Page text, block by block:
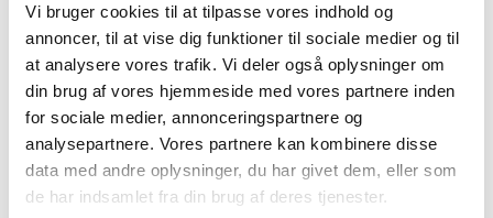
Vi bruger cookies til at tilpasse vores indhold og
annoncer, til at vise dig funktioner til sociale medier og til
at analysere vores trafik. Vi deler også oplysninger om
din brug af vores hjemmeside med vores partnere inden
for sociale medier, annonceringspartnere og
analysepartnere. Vores partnere kan kombinere disse
data med andre oplysninger, du har givet dem, eller som
de har indsamlet fra din brug af deres tjenester.